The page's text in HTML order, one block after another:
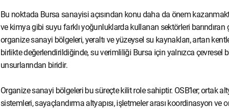
Bu noktada Bursa sanayisi açısından konu daha da önem
ve kimya gibi suyu farklı yoğunluklarda kullanan sektörleri
organize sanayi bölgeleri, yeraltı ve yüzeysel su kaynakları, artan
birlikte değerlendirildiğinde, su verimliliği Bursa için yalnızca
unsurlarından biridir.
Organize sanayi bölgeleri bu süreçte kilit role sahiptir. OSB’ler; ortak
sistemleri, sayaçlandırma altyapısı, işletmeler arası koordinasyon ve